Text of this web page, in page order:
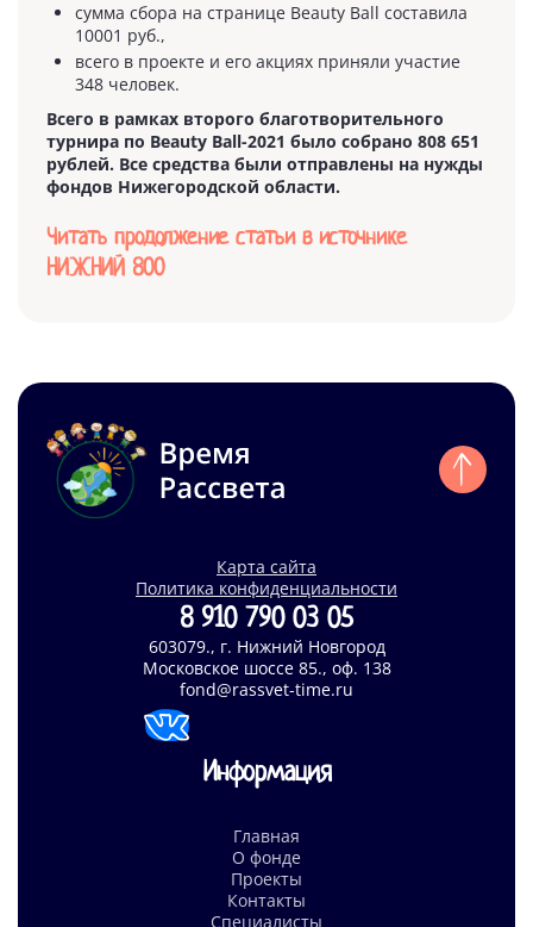
сумма сбора на странице Beauty Ball составила
10001 руб.,
всего в проекте и его акциях приняли участие
348 человек.
Всего в рамках второго благотворительного
турнира по Beauty Ball-2021 было собрано 808 651
рублей. Все средства были отправлены на нужды
фондов Нижегородской области.
Читать продолжение статьи в источнике
НИЖНИЙ 800
Карта сайта
Политика конфиденциальности
8 910 790 03 05
603079., г. Нижний Новгород
Московское шоссе 85., оф. 138
fond@rassvet-time.ru
Информация
Главная
О фонде
Проекты
Контакты
Специалисты